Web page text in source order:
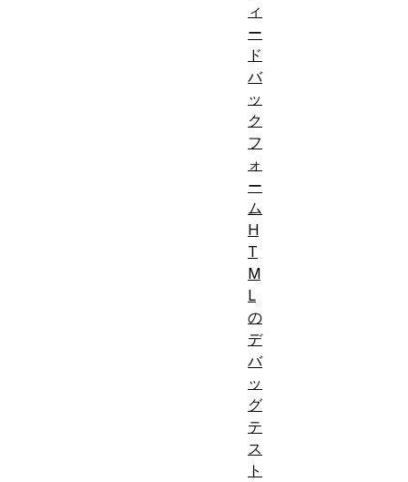
ィ
ー
ド
バ
ッ
ク
フ
ォ
ー
ム
H
T
M
L
の
デ
バ
ッ
グ
テ
ス
ト